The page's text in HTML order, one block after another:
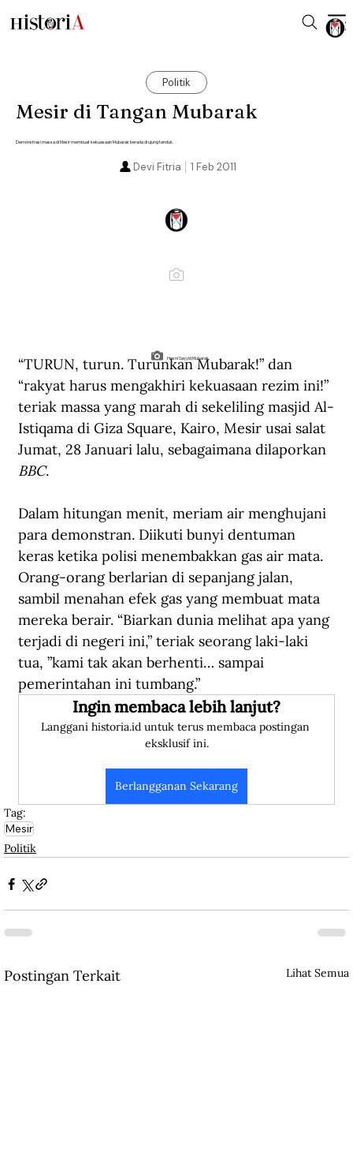
Politik
Mesir di Tangan Mubarak
Demonstrasi massa di Mesir membuat kekuasaan Mubarak berada di ujung tanduk.
1 Feb 2011
Devi Fitria
Hosni Sayyid Mubarak.
“TURUN, turun. Turunkan Mubarak!” dan
“rakyat harus mengakhiri kekuasaan rezim ini!”
teriak massa yang marah di sekeliling masjid Al-
Istiqama di Giza Square, Kairo, Mesir usai salat
Jumat, 28 Januari lalu, sebagaimana dilaporkan
BBC.
Dalam hitungan menit, meriam air menghujani
para demonstran. Diikuti bunyi dentuman
keras ketika polisi menembakkan gas air mata.
Orang-orang berlarian di sepanjang jalan,
sambil menahan efek gas yang membuat mata
mereka berair. “Biarkan dunia melihat apa yang
terjadi di negeri ini,” teriak seorang laki-laki
tua, ”kami tak akan berhenti… sampai
pemerintahan ini tumbang.”
Ingin membaca lebih lanjut?
Langgani historia.id untuk terus membaca postingan
eksklusif ini.
Berlangganan Sekarang
Tag:
Mesir
Politik
Postingan Terkait Lihat Semua